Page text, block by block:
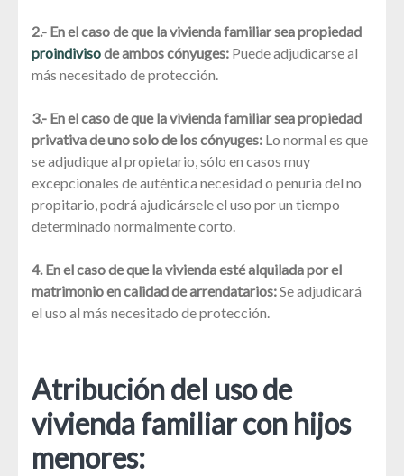
2.- En el caso de que la vivienda familiar sea propiedad
proindivisode ambos cónyuges: Puede adjudicarse al
más necesitado de protección.
3.- En el caso de que la vivienda familiar sea propiedad
privativa de uno solo de los cónyuges: Lo normal es que
se adjudique al propietario, sólo en casos muy
excepcionales de auténtica necesidad o penuria del no
propitario, podrá ajudicársele el uso por un tiempo
determinado normalmente corto.
4. En el caso de que la vivienda esté alquilada por el
matrimonio en calidad de arrendatarios:Se adjudicará
el uso al más necesitado de protección.
Atribución del uso de
vivienda familiar con hijos
menores: